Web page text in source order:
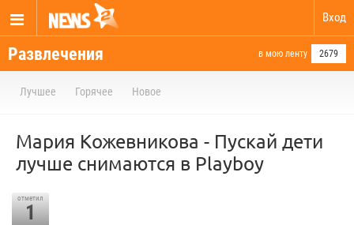
Вход
Развлечения в мою ленту 2679
Лучшее Горячее Новое
Мария Кожевникова - Пускай дети
лучше снимаются в Playboy
отметил
1